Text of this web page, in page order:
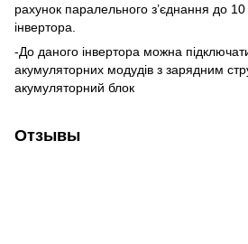
рахунок паралельного з’єднання до
інвертора.
-До даного інвертора можна
акумуляторних модудів з зарядним
акумуляторний блок
Отзывы